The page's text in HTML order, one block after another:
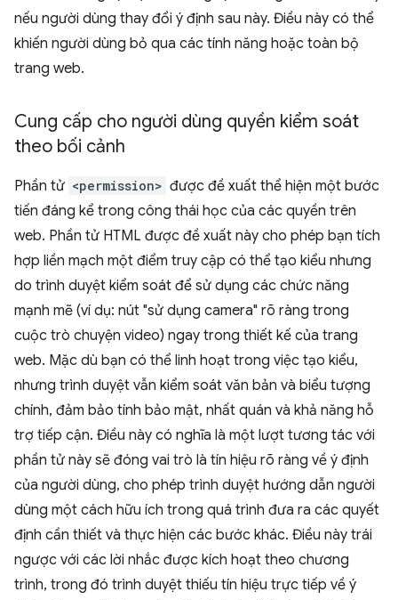
nếu người dùng thay đổi ý định sau này. Điều này có thể
khiến người dùng bỏ qua các tính năng hoặc toàn bộ
trang web.
Cung cấp cho người dùng quyền kiểm soát
theo bối cảnh
Phần tử <permission> được đề xuất thể hiện một bước
tiến đáng kể trong công thái học của các quyền trên
web. Phần tử HTML được đề xuất này cho phép bạn tích
hợp liền mạch một điểm truy cập có thể tạo kiểu nhưng
do trình duyệt kiểm soát để sử dụng các chức năng
mạnh mẽ (ví dụ: nút "sử dụng camera" rõ ràng trong
cuộc trò chuyện video) ngay trong thiết kế của trang
web. Mặc dù bạn có thể linh hoạt trong việc tạo kiểu,
nhưng trình duyệt vẫn kiểm soát văn bản và biểu tượng
chính, đảm bảo tính bảo mật, nhất quán và khả năng hỗ
trợ tiếp cận. Điều này có nghĩa là một lượt tương tác với
phần tử này sẽ đóng vai trò là tín hiệu rõ ràng về ý định
của người dùng, cho phép trình duyệt hướng dẫn người
dùng một cách hữu ích trong quá trình đưa ra các quyết
định cần thiết và thực hiện các bước khác. Điều này trái
ngược với các lời nhắc được kích hoạt theo chương
trình, trong đó trình duyệt thiếu tín hiệu trực tiếp về ý